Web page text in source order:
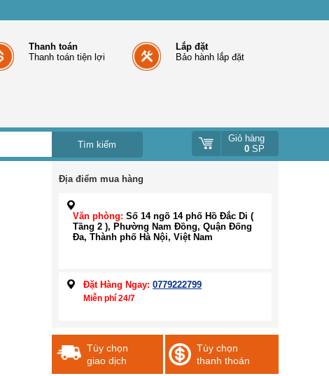
Thanh toán
Thanh toán tiện lợi
Lắp đặt
Bảo hành lắp đặt
Giỏ hàng
0 SP
Địa điểm mua hàng
Văn phòng: Số 14 ngõ 14 phố Hồ Đắc Di (
Tầng 2 ), Phường Nam Đồng, Quận Đống
Đa, Thành phố Hà Nội, Việt Nam
Đặt Hàng Ngay: 0779222799
Miễn phí 24/7
Tùy chọn
giao dịch
Tùy chọn
thanh thoán